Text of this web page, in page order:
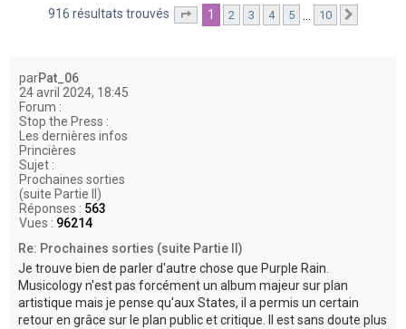
916 résultats trouvés Page sur10
1 2 3 4 5 10
parPat_06
24 avril 2024, 18:45
Forum :
Stop the Press :
Les dernières infos
Princières
Sujet :
Prochaines sorties
(suite Partie II)
Réponses : 563
Vues : 96214
Re: Prochaines sorties (suite Partie II)
Je trouve bien de parler d'autre chose que Purple Rain.
Musicology n'est pas forcément un album majeur sur plan
artistique mais je pense qu'aux States, il a permis un certain
retour en grâce sur le plan public et critique. Il est sans doute plus